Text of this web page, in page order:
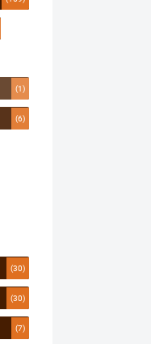
(1)
(6)
(30)
(30)
(7)